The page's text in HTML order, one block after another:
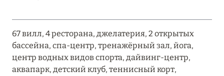
67 вилл, 4 ресторана, джелатерия, 2 открытых
бассейна, спа-центр, тренажёрный зал, йога,
центр водных видов спорта, дайвинг-центр,
аквапарк, детский клуб, теннисный корт,